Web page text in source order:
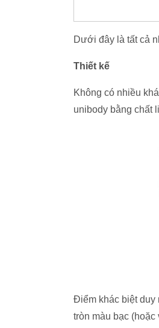
Dưới đây là tất cả
Thiết kế
Không có nhiều
unibody bằng chất
Điểm khác biệt duy
tròn màu bạc